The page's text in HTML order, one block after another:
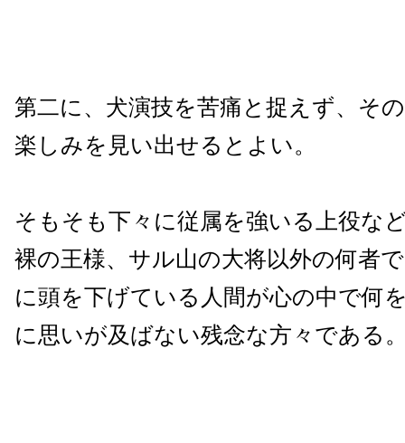
第二に、犬演技を苦痛と捉えず、そ
楽しみを見い出せるとよい。
そもそも下々に従属を強いる上役な
裸の王様、サル山の大将以外の何者
に頭を下げている人間が心の中で何
に思いが及ばない残念な方々である